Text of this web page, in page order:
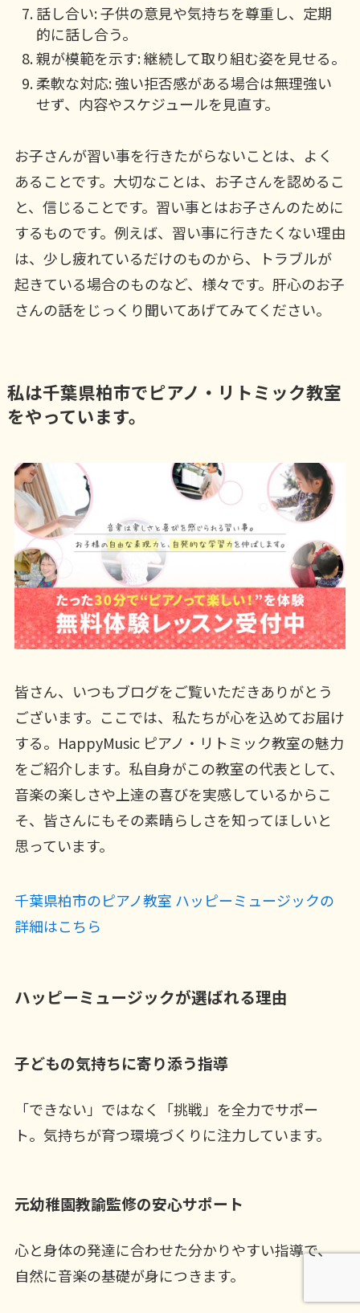
話し合い: 子供の意見や気持ちを尊重し、定期
的に話し合う。
親が模範を示す: 継続して取り組む姿を見せる。
柔軟な対応: 強い拒否感がある場合は無理強い
せず、内容やスケジュールを見直す。
お子さんが習い事を行きたがらないことは、よく
あることです。大切なことは、お子さんを認めるこ
と、信じることです。習い事とはお子さんのために
するものです。例えば、習い事に行きたくない理由
は、少し疲れているだけのものから、トラブルが
起きている場合のものなど、様々です。肝心のお子
さんの話をじっくり聞いてあげてみてください。
私は千葉県柏市でピアノ・リトミック教室
をやっています。
皆さん、いつもブログをご覧いただきありがとう
ございます。ここでは、私たちが心を込めてお届け
する。HappyMusic ピアノ・リトミック教室の魅力
をご紹介します。私自身がこの教室の代表として、
音楽の楽しさや上達の喜びを実感しているからこ
そ、皆さんにもその素晴らしさを知ってほしいと
思っています。
千葉県柏市のピアノ教室 ハッピーミュージックの
詳細はこちら
ハッピーミュージックが選ばれる理由
子どもの気持ちに寄り添う指導
「できない」ではなく「挑戦」を全力でサポー
ト。気持ちが育つ環境づくりに注力しています。
元幼稚園教諭監修の安心サポート
心と身体の発達に合わせた分かりやすい指導で、
自然に音楽の基礎が身につきます。